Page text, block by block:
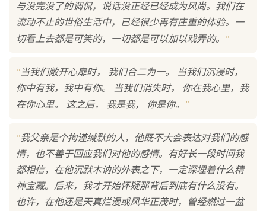
与没完没了的调侃，说话没正经已经成为风尚。我们在
流动不止的世俗生活中，已经很少再有庄重的体验。一
切看上去都是可笑的，一切都是可以加以戏弄的。
"
"当我们敞开心扉时， 我们合二为一。 当我们沉浸时，
你中有我，我中有你。 当我们消失时， 你在我心里，我
在你心里。 这之后， 我是我， 你是你。
"
"我父亲是个拘谨缄默的人，他既不大会表达对我们的感
情，也不善于回应我们对他的感情。有好长一段时间我
都相信，在他沉默木讷的外表之下，一定深埋着什么精
神宝藏。后来，我才开始怀疑那背后到底有什么没有。
也许，在他还是天真烂漫或风华正茂时，曾经燃过一盆